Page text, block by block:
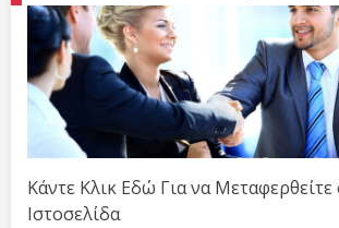
Κάντε Κλικ Εδώ Για να Μεταφερθείτε
Ιστοσελίδα